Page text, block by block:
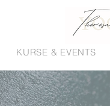
KURSE & EVENTS